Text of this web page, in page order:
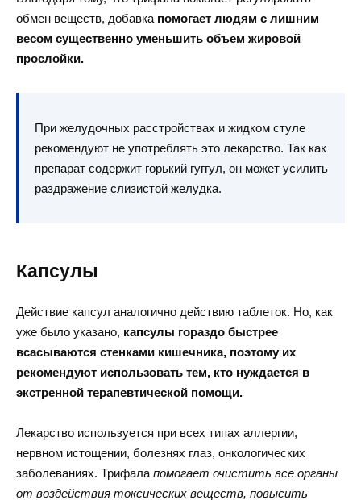
обмен веществ, добавка помогает людям с лишним
весом существенно уменьшить объем жировой
прослойки.
При желудочных расстройствах и жидком стуле
рекомендуют не употреблять это лекарство. Так как
препарат содержит горький гуггул, он может усилить
раздражение слизистой желудка.
Капсулы
Действие капсул аналогично действию таблеток. Но, как
уже было указано, капсулы гораздо быстрее
всасываются стенками кишечника, поэтому их
рекомендуют использовать тем, кто нуждается в
экстренной терапевтической помощи.
Лекарство используется при всех типах аллергии,
нервном истощении, болезнях глаз, онкологических
заболеваниях. Трифала помогает очистить все органы
от воздействия токсических веществ, повысить